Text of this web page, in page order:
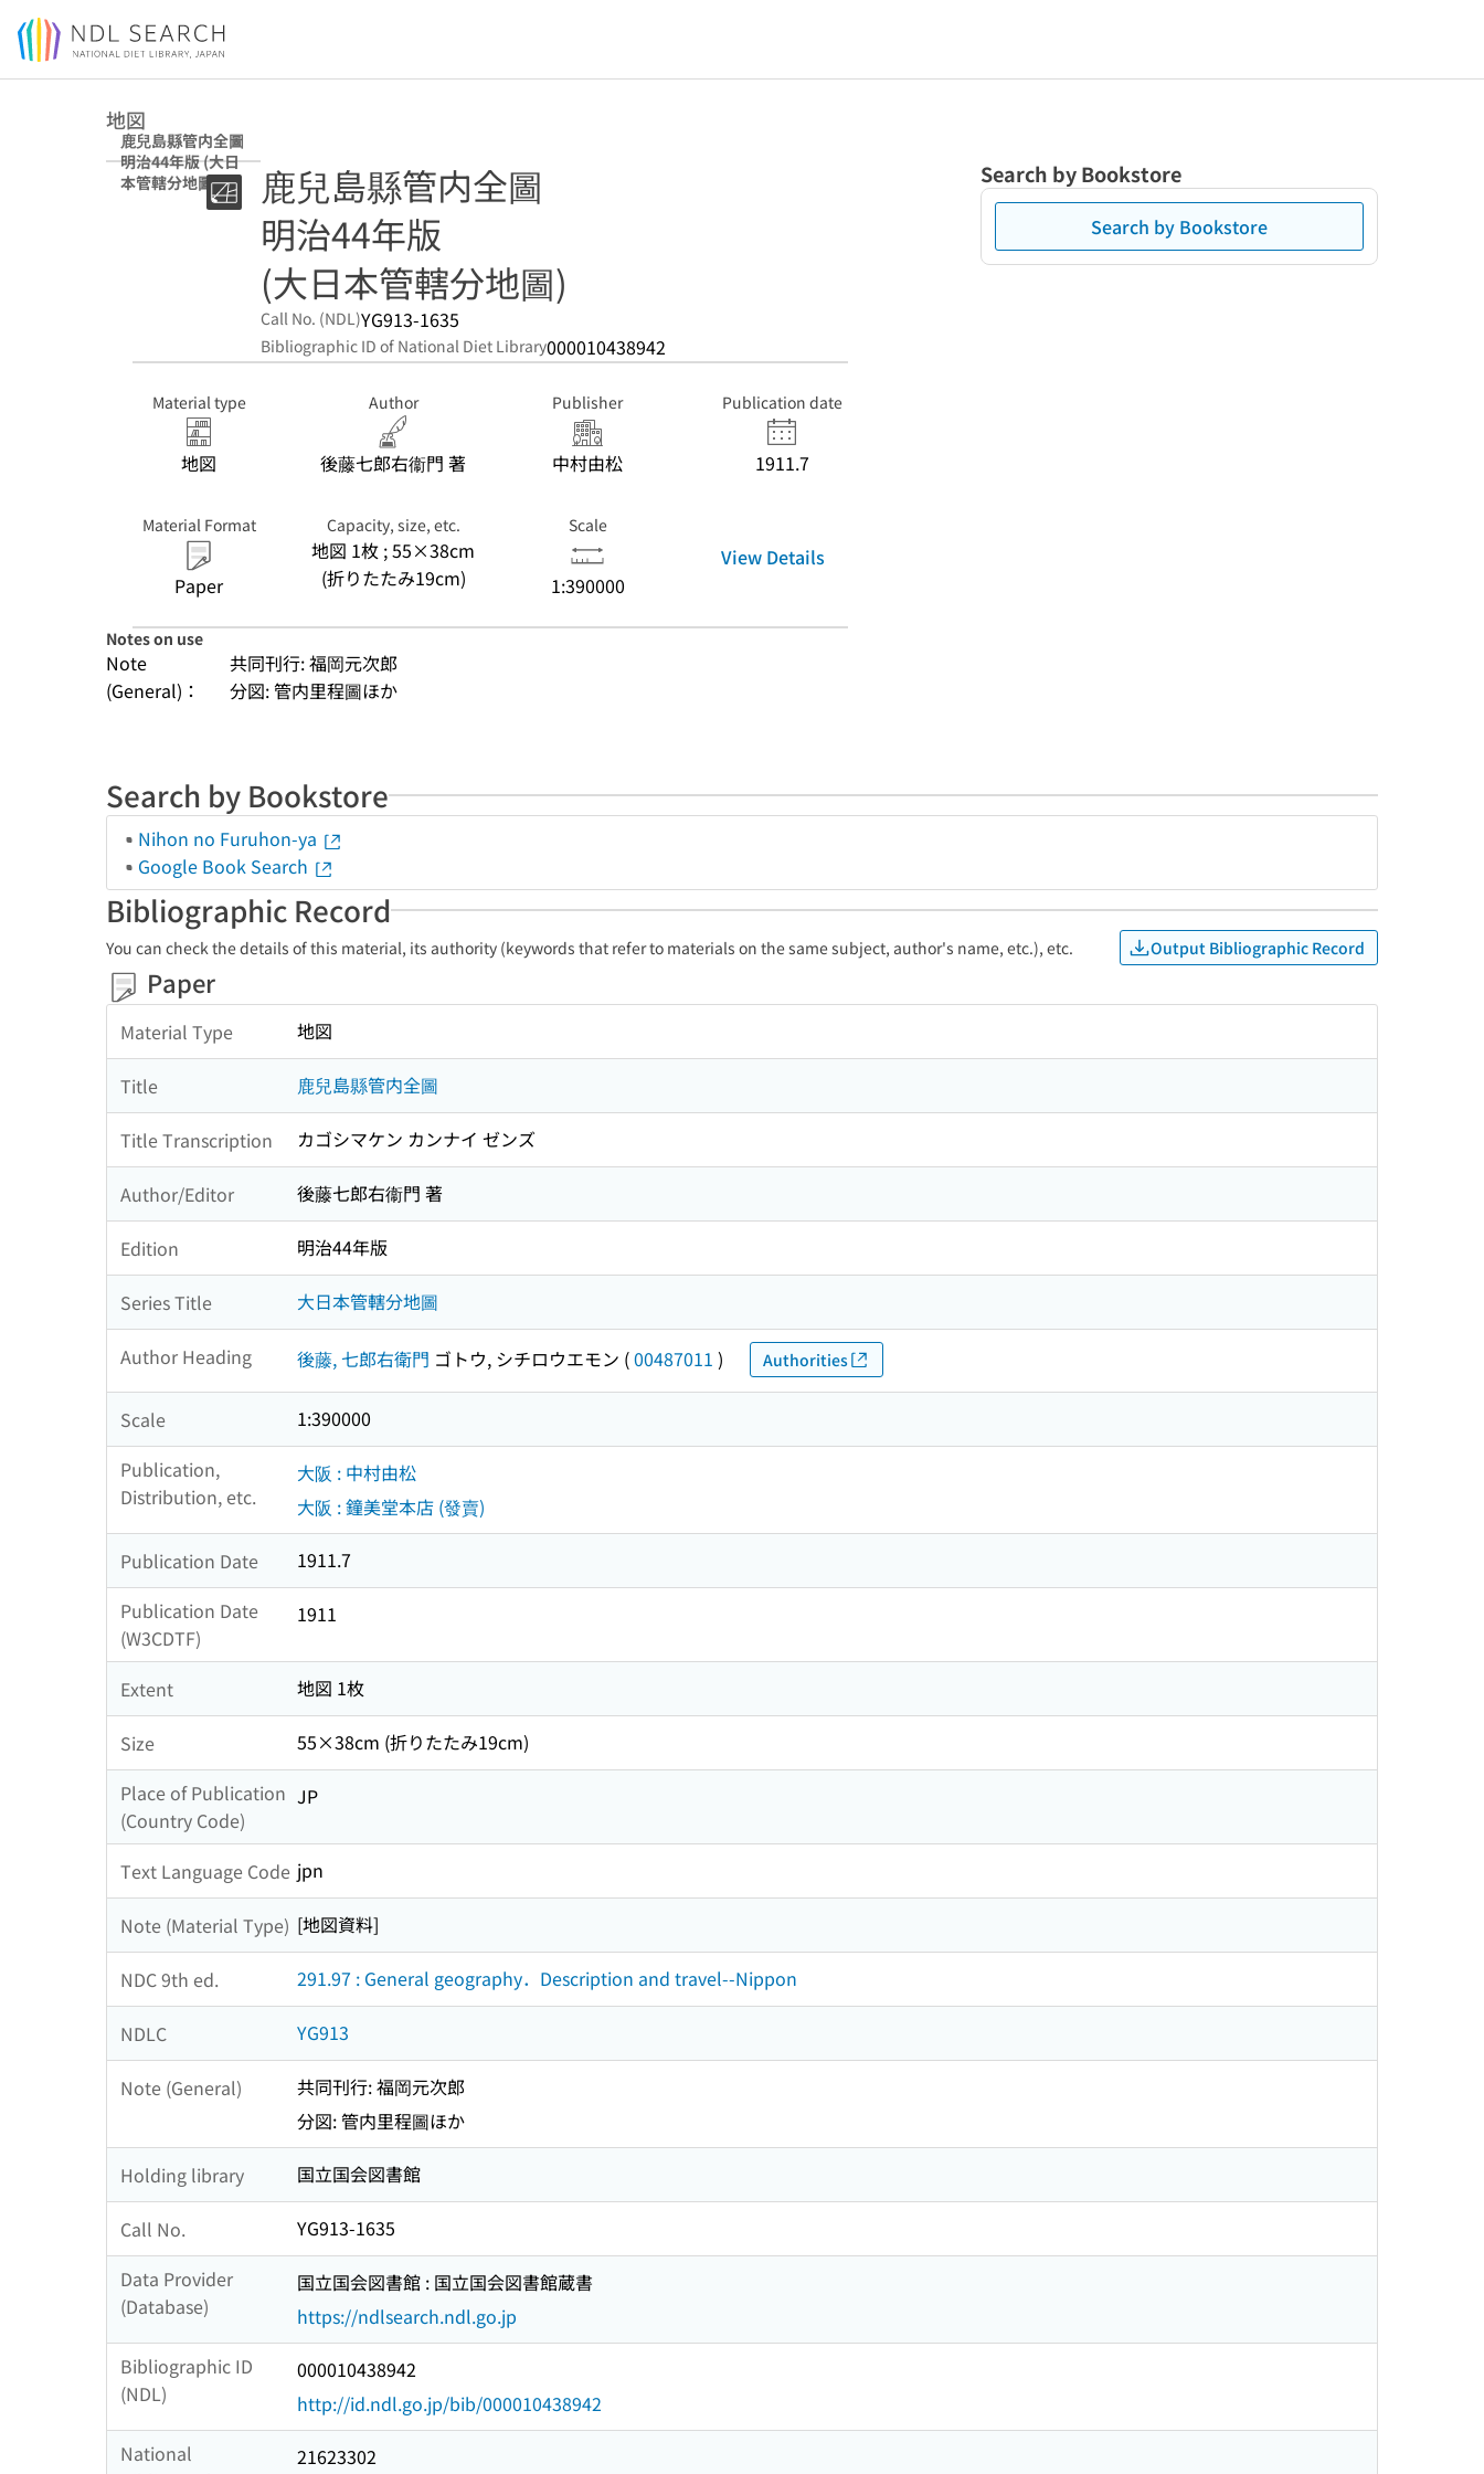
Jump to main content
地図
鹿兒島縣管内全圖
明治44年版 (大日
本管轄分地圖)
鹿兒島縣管内全圖
明治44年版
(大日本管轄分地圖)
Call No. (NDL)YG913-1635
Bibliographic ID of National Diet Library000010438942
Material type
地図
Author
後藤七郎右衞門 著
Publisher
中村由松
Publication date
1911.7
Material Format
Paper
Capacity, size, etc.
地図 1枚 ; 55×38cm
(折りたたみ19cm)
Scale
1:390000
View Details
Notes on use
Note
(General)：
共同刊行: 福岡元次郎
分図: 管内里程圖ほか
Search by Bookstore
Search by Bookstore
Search by Bookstore
Nihon no Furuhon-ya
Google Book Search
Bibliographic Record
You can check the details of this material, its authority (keywords that refer to materials on the same subject, author's name, etc.), etc. Output Bibliographic Record
Paper
Material Type 地図
Title 鹿兒島縣管内全圖
Title Transcription カゴシマケン カンナイ ゼンズ
Author/Editor 後藤七郎右衞門 著
Edition 明治44年版
Series Title 大日本管轄分地圖
Author Heading 後藤, 七郎右衛門 ゴトウ, シチロウエモン (00487011 ) Authorities
Scale
1:390000
Publication,
Distribution, etc.
大阪 : 中村由松
大阪 : 鐘美堂本店 (發賣)
Publication Date
1911.7
Publication Date
(W3CDTF)
1911
Extent 地図 1枚
Size
55×38cm (折りたたみ19cm)
Place of Publication
(Country Code)
JP
Text Language Code jpn
Note (Material Type) [地図資料]
NDC 9th ed. 291.97 : General geography．Description and travel--Nippon
NDLC YG913
Note (General)
共同刊行: 福岡元次郎
分図: 管内里程圖ほか
Holding library 国立国会図書館
Call No.
YG913-1635
Data Provider
(Database)
国立国会図書館 : 国立国会図書館蔵書
https://ndlsearch.ndl.go.jp
Bibliographic ID
(NDL)
000010438942
http://id.ndl.go.jp/bib/000010438942
National
21623302